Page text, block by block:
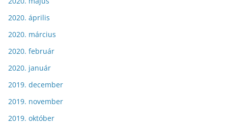
2020. április
2020. március
2020. február
2020. január
2019. december
2019. november
2019. október